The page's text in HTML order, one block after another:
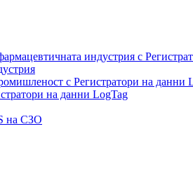
индустрия с
с Регистратори на данни
на данни LogTag
на СЗО